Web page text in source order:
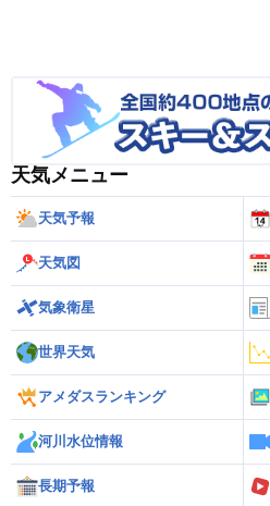
天気メニュー
天気予報
天気図
気象衛星
世界天気
アメダスランキング
河川水位情報
長期予報